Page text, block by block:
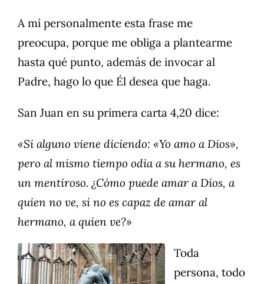
A mí personalmente esta frase me
preocupa, porque me obliga a plantearme
hasta qué punto, además de invocar al
Padre, hago lo que Él desea que haga.
San Juan en su primera carta 4,20 dice:
«Si alguno viene diciendo: «Yo amo a Dios»,
pero al mismo tiempo odia a su hermano, es
un mentiroso. ¿Cómo puede amar a Dios, a
quien no ve, si no es capaz de amar al
hermano, a quien ve?»
Toda
persona, todo